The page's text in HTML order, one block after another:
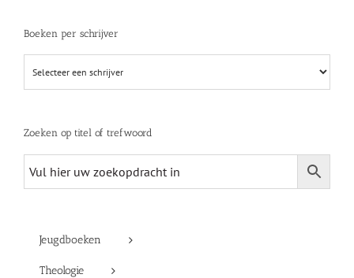
Boeken per schrijver
Zoeken op titel of trefwoord
Jeugdboeken
Theologie